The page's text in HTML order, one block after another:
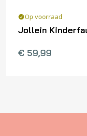
Op voorraad
Jollein
€ 59,99